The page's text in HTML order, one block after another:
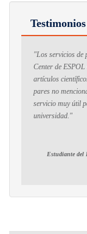
Testimonios
"Los servicios de
Center de
artículos
pares no
servicio muy útil
universidad."
Estudiante del